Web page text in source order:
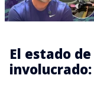
El estado